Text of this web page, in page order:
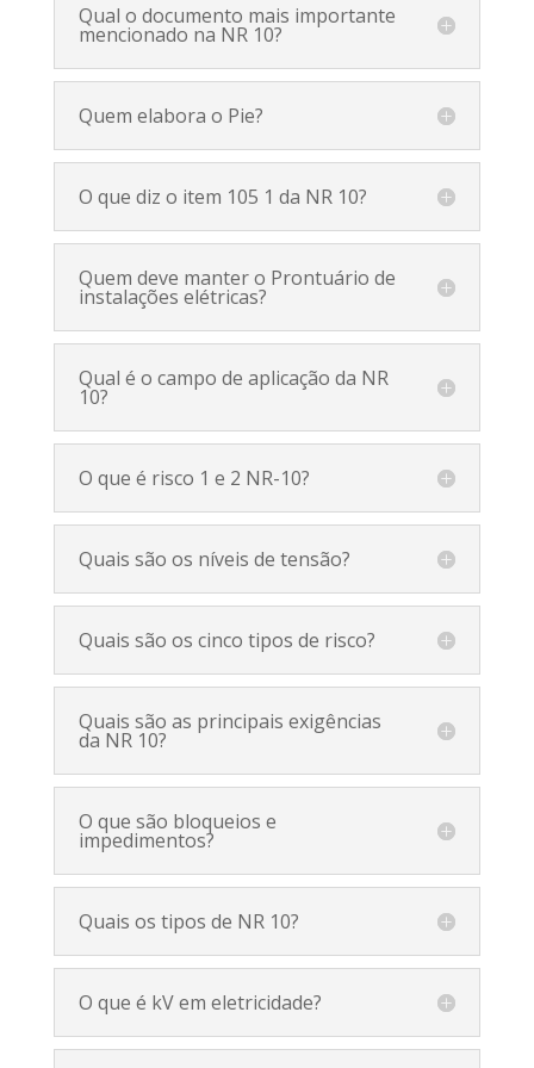
Qual o documento mais importante
mencionado na NR 10?
Quem elabora o Pie?
O que diz o item 105 1 da NR 10?
Quem deve manter o Prontuário de
instalações elétricas?
Qual é o campo de aplicação da NR
10?
O que é risco 1 e 2 NR-10?
Quais são os níveis de tensão?
Quais são os cinco tipos de risco?
Quais são as principais exigências
da NR 10?
O que são bloqueios e
impedimentos?
Quais os tipos de NR 10?
O que é kV em eletricidade?